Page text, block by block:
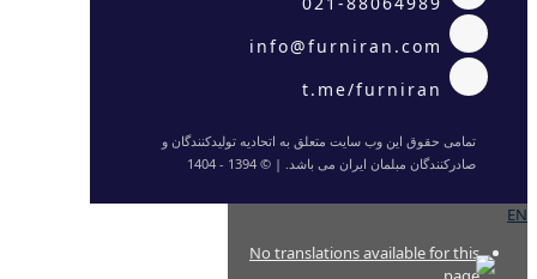
تمامی حقوق این وب سایت متعلق به اتحادیه تولیدکنندگان و
صادرکنندگان مبلمان ایران می باشد. | © 1394 - 1404
EN
No translations available for this